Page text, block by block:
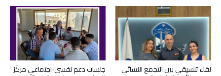
جلسات دعم نفسي‑اجتماعي مركّز لقاء تنسيقي بين التجمع النسائي